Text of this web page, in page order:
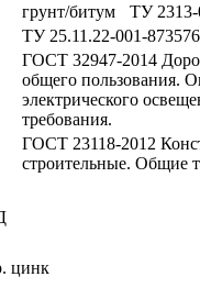
грунт/битум ТУ 2313-
ТУ 25.11.22-001-
ГОСТ 32947-2014
общего пользования.
электрического
требования.
ГОСТ 23118-2012
строительные. Общие
цинк